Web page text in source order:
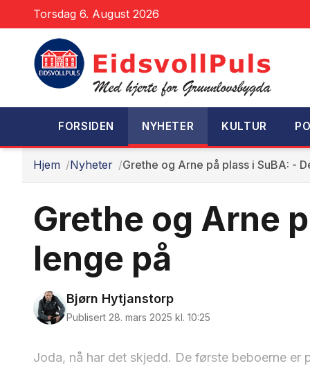
Torsdag 6. August 2026
FORSIDEN NYHETER KULTUR
Hjem Nyheter Grethe og Arne på plass i SuBA: -
Grethe og Arne
lenge på
Bjørn Hytjanstorp
Publisert 28. mars 2025 kl. 10:25
Joda, nå har det skjedd. De første beboerne er